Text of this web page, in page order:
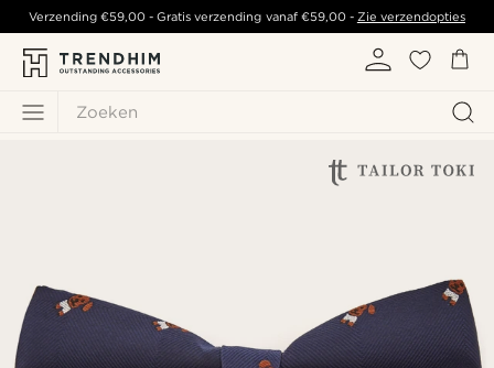
Zoeken
Verzending€59,00 - Gratis verzending vanaf €59,00- Zie verzendopties